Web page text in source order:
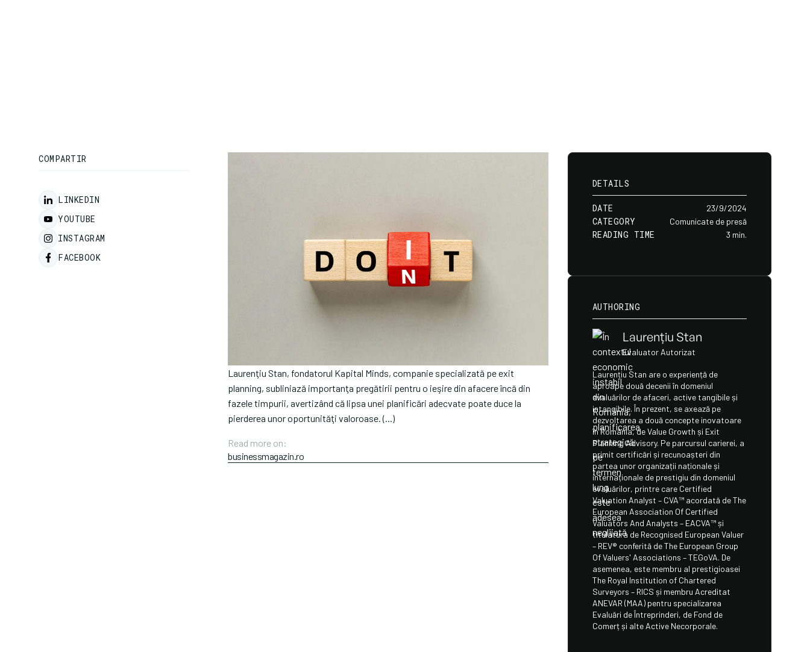
COMPARTIR
LINKEDIN
YOUTUBE
INSTAGRAM
FACEBOOK
Laurenţiu Stan, fondatorul Kapital Minds, companie specializată pe exit
planning, subliniază importanţa pregătirii pentru o ieşire din afacere încă din
fazele timpurii, avertizând că lipsa unei planificări adecvate poate duce la
pierderea unor oportunităţi valoroase. (...)
Read more on:
businessmagazin.ro
DETAILS
DATE 23/9/2024
CATEGORY Comunicate de presă
READING TIME 3 min.
AUTHORING
Laurențiu Stan
Evaluator Autorizat
Laurențiu Stan are o experiență de
aproape două decenii în domeniul
evaluărilor de afaceri, active tangibile și
intangibile. În prezent, se axează pe
dezvoltarea a două concepte inovatoare
în România, de Value Growth și Exit
Planning Advisory. Pe parcursul carierei, a
primit certificări și recunoașteri din
partea unor organizații naționale și
internaționale de prestigiu din domeniul
evaluărilor, printre care Certified
Valuation Analyst – CVA™️ acordată de The
European Association Of Certified
Valuators And Analysts – EACVA™️ și
titulatura de Recognised European Valuer
– REV®️ conferită de The European Group
Of Valuers' Associations – TEGoVA. De
asemenea, este membru al prestigioasei
The Royal Institution of Chartered
Surveyors – RICS și membru Acreditat
ANEVAR (MAA) pentru specializarea
Evaluări de Întreprinderi, de Fond de
Comerț și alte Active Necorporale.